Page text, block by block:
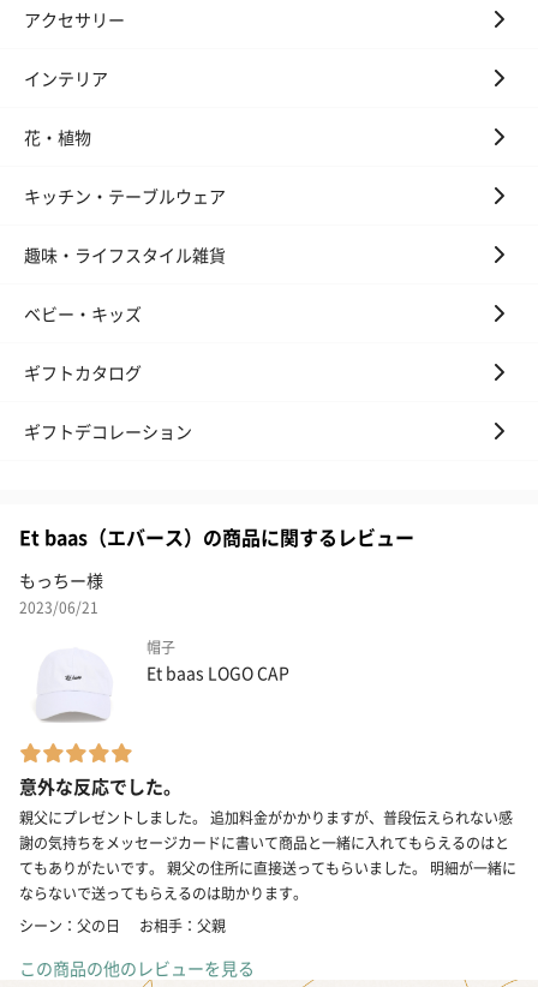
アクセサリー
インテリア
花・植物
キッチン・テーブルウェア
趣味・ライフスタイル雑貨
ベビー・キッズ
ギフトカタログ
ギフトデコレーション
Et baas（エバース）の商品に関するレビュー
もっちー様
2023/06/21
帽子
Et baas LOGO CAP
意外な反応でした。
親父にプレゼントしました。 追加料金がかかりますが、普段伝えられない感
謝の気持ちをメッセージカードに書いて商品と一緒に入れてもらえるのはと
てもありがたいです。 親父の住所に直接送ってもらいました。 明細が一緒に
ならないで送ってもらえるのは助かります。
シーン：父の日
お相手：父親
この商品の他のレビューを見る